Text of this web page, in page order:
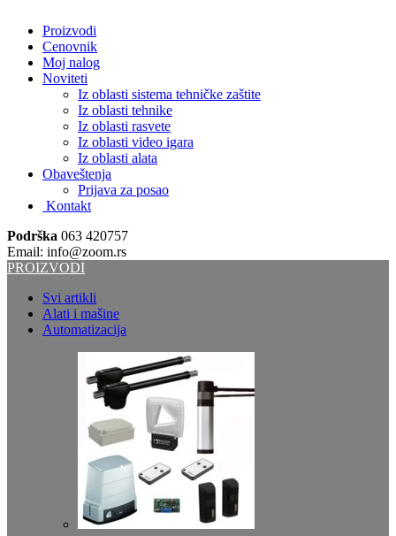
Proizvodi
Cenovnik
Moj nalog
Noviteti
Iz oblasti sistema tehničke zaštite
Iz oblasti tehnike
Iz oblasti rasvete
Iz oblasti video igara
Iz oblasti alata
Obaveštenja
Prijava za posao
Kontakt
Podrška 063 420757
Email: info@zoom.rs
PROIZVODI
Svi artikli
Alati i mašine
Automatizacija